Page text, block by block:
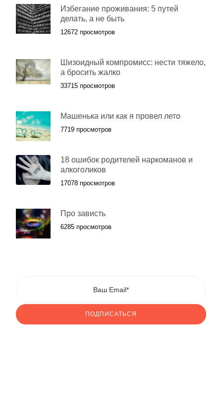
Избегание проживания: 5 путей
делать, а не быть
12672 просмотров
Шизоидный компромисс: нести тяжело,
а бросить жалко
33715 просмотров
Машенька или как я провел лето
7719 просмотров
18 ошибок родителей наркоманов и
алкоголиков
17078 просмотров
Про зависть
6285 просмотров
ПОДПИСАТЬСЯ